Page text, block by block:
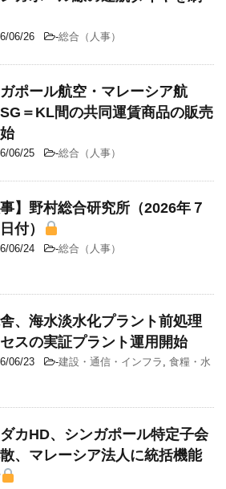
06/26 -総合（人事）
ポール航空・マレーシア航
＝KL間の共同運賃商品の販売
06/25 -総合（人事）
事】野村総合研究所（2026年７
付）
06/24 -総合（人事）
、海水淡水化プラント前処理
スの実証プラント運用開始
06/23 -建設・通信・インフラ , 食糧・水
カHD、シンガポール特定子会
、マレーシア法人に統括機能